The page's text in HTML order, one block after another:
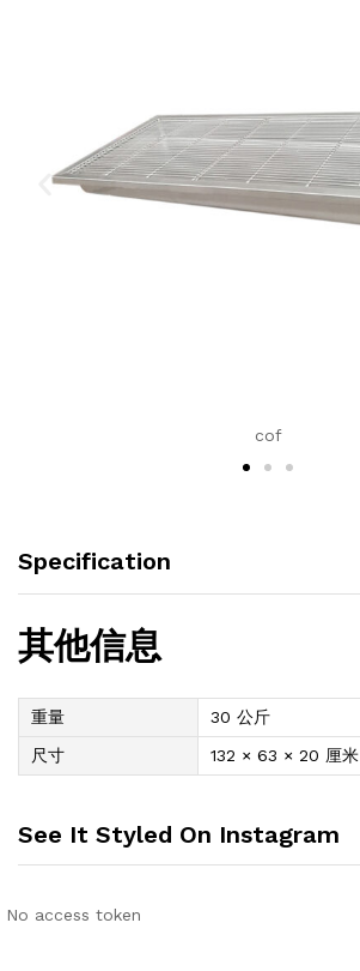
cof
Specification
其他信息
重量
30 公斤
尺寸
132 × 63 × 20 厘米
See It Styled On Instagram
No access token